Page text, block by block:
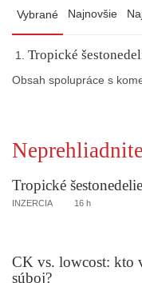
Vybrané Najnovšie
Tropické
Obsah spolupráce s
Tropické šestonedelie
INZERCIA 16 h
CK vs. lowcost: kto
súboj?